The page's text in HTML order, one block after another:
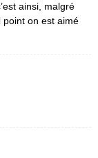
ainsi, malgré
point on est aimé